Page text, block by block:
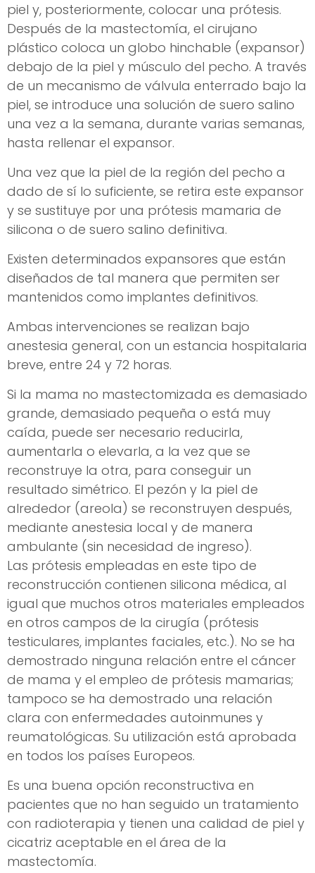
piel y, posteriormente, colocar una prótesis.
Después de la mastectomía, el cirujano
plástico coloca un globo hinchable (expansor)
debajo de la piel y músculo del pecho. A través
de un mecanismo de válvula enterrado bajo la
piel, se introduce una solución de suero salino
una vez a la semana, durante varias semanas,
hasta rellenar el expansor.
Una vez que la piel de la región del pecho a
dado de sí lo suficiente, se retira este expansor
y se sustituye por una prótesis mamaria de
silicona o de suero salino definitiva.
Existen determinados expansores que están
diseñados de tal manera que permiten ser
mantenidos como implantes definitivos.
Ambas intervenciones se realizan bajo
anestesia general, con un estancia hospitalaria
breve, entre 24 y 72 horas.
Si la mama no mastectomizada es demasiado
grande, demasiado pequeña o está muy
caída, puede ser necesario reducirla,
aumentarla o elevarla, a la vez que se
reconstruye la otra, para conseguir un
resultado simétrico. El pezón y la piel de
alrededor (areola) se reconstruyen después,
mediante anestesia local y de manera
ambulante (sin necesidad de ingreso).
Las prótesis empleadas en este tipo de
reconstrucción contienen silicona médica, al
igual que muchos otros materiales empleados
en otros campos de la cirugía (prótesis
testiculares, implantes faciales, etc.). No se ha
demostrado ninguna relación entre el cáncer
de mama y el empleo de prótesis mamarias;
tampoco se ha demostrado una relación
clara con enfermedades autoinmunes y
reumatológicas. Su utilización está aprobada
en todos los países Europeos.
Es una buena opción reconstructiva en
pacientes que no han seguido un tratamiento
con radioterapia y tienen una calidad de piel y
cicatriz aceptable en el área de la
mastectomía.